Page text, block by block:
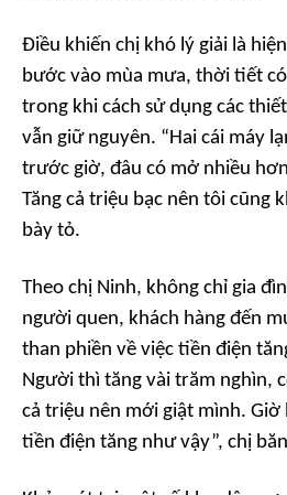
Điều khiến chị khó lý giải là
bước vào mùa mưa, thời tiết
trong khi cách sử dụng các
vẫn giữ nguyên. “Hai cái máy
trước giờ, đâu có mở nhiều
Tăng cả triệu bạc nên tôi cũng
bày tỏ.
Theo chị Ninh, không chỉ gia
người quen, khách hàng đến
than phiền về việc tiền điện
Người thì tăng vài trăm nghìn,
cả triệu nên mới giật mình. Giờ
tiền điện tăng như vậy”, chị